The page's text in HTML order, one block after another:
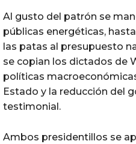
‎Al gusto del patrón se
públicas energéticas,
las patas al presupuesto
se copian los dictados de
políticas
Estado y la reducción del
testimonial.
Ambos presidentillos se